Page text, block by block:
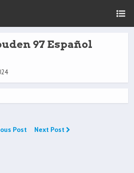
97 Español
Post Next Post